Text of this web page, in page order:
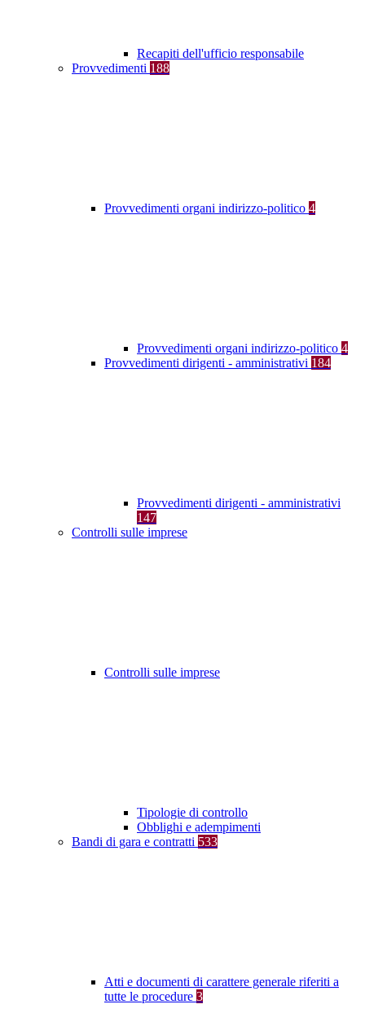
Recapiti dell'ufficio responsabile
Provvedimenti 188
Provvedimenti organi indirizzo-politico 4
Provvedimenti organi indirizzo-politico 4
Provvedimenti dirigenti - amministrativi 184
Provvedimenti dirigenti - amministrativi
147
Controlli sulle imprese
Controlli sulle imprese
Tipologie di controllo
Obblighi e adempimenti
Bandi di gara e contratti 533
Atti e documenti di carattere generale riferiti a
tutte le procedure 3